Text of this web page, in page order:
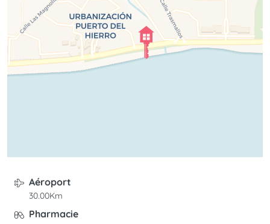
Aéroport
30.00Km
Pharmacie